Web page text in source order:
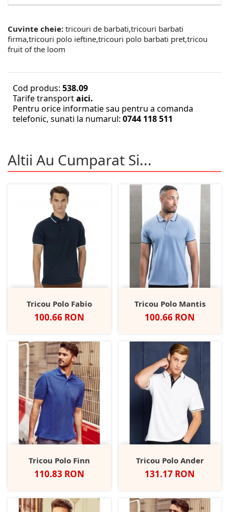
Cuvinte cheie: tricouri de barbati,tricouri barbati
firma,tricouri polo ieftine,tricouri polo barbati pret,tricou
fruit of the loom
Cod produs: 538.09
Tarife transportaici.
Pentru orice informatie sau pentru a comanda
telefonic, sunati la numarul: 0744 118 511
Altii Au Cumparat Si...
Tricou Polo Fabio
Pret
100.66 RON
Tricou Polo Mantis
Pret
100.66 RON
Tricou Polo Finn
Pret
110.83 RON
Tricou Polo Ander
Pret
131.17 RON